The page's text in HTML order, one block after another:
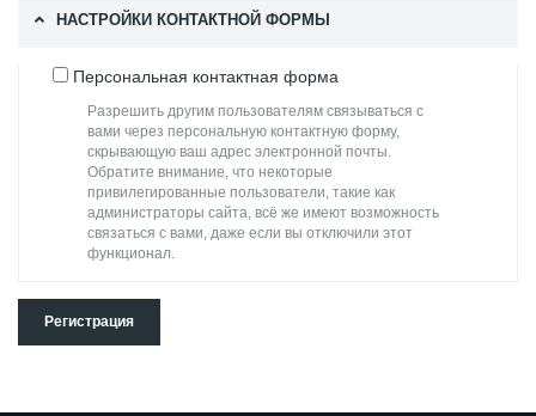
НАСТРОЙКИ КОНТАКТНОЙ ФОРМЫ
Персональная контактная форма
Разрешить другим пользователям связываться с
вами через персональную контактную форму,
скрывающую ваш адрес электронной почты.
Обратите внимание, что некоторые
привилегированные пользователи, такие как
администраторы сайта, всё же имеют возможность
связаться с вами, даже если вы отключили этот
функционал.